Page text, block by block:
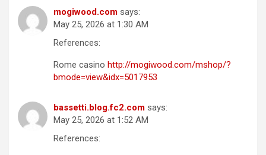
mogiwood.com says:
May 25, 2026 at 1:30 AM
References:
Rome casino http://mogiwood.com/mshop/?
bmode=view&idx=5017953
bassetti.blog.fc2.com says:
May 25, 2026 at 1:52 AM
References: